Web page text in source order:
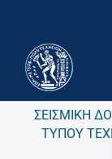
ΣΕΙΣΜΙΚΗ
ΤΥΠΟΥ